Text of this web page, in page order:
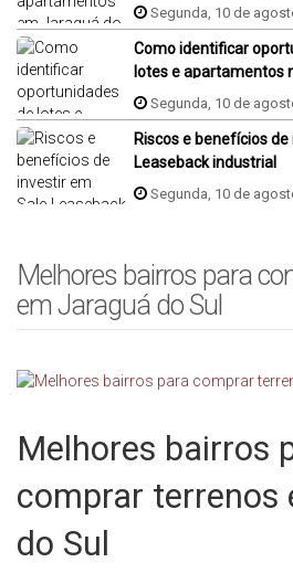
Segunda, 10 de
Como identificar
lotes e apartamentos
Porto Belo?
Segunda, 10 de
Riscos e benefícios
Leaseback industrial
Segunda, 10 de
Melhores bairros para
em Jaraguá do Sul
Melhores bairros
comprar terrenos
do Sul